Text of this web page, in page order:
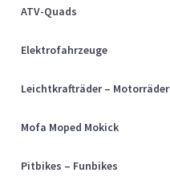
ATV-Quads
Elektrofahrzeuge
Leichtkrafträder – Motorräder
Mofa Moped Mokick
Pitbikes – Funbikes